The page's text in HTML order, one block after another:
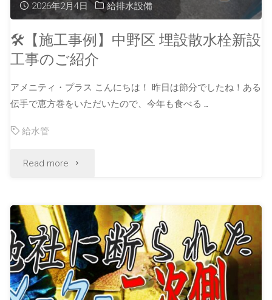
2026年2月4日 給排水設備
🛠【施工事例】中野区 埋設散水栓新設
工事のご紹介
アメニティ・プラス こんにちは！ 昨日は節分でしたね！ある
伝手で恵方巻をいただいたので、今年も食べる …
給水管
Read more